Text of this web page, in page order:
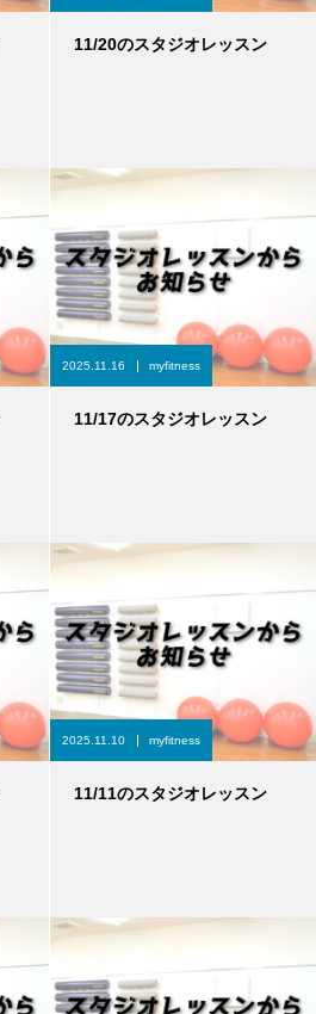
11/20のスタジオレッスン
2025.11.16 myfitness
11/17のスタジオレッスン
2025.11.10 myfitness
11/11のスタジオレッスン